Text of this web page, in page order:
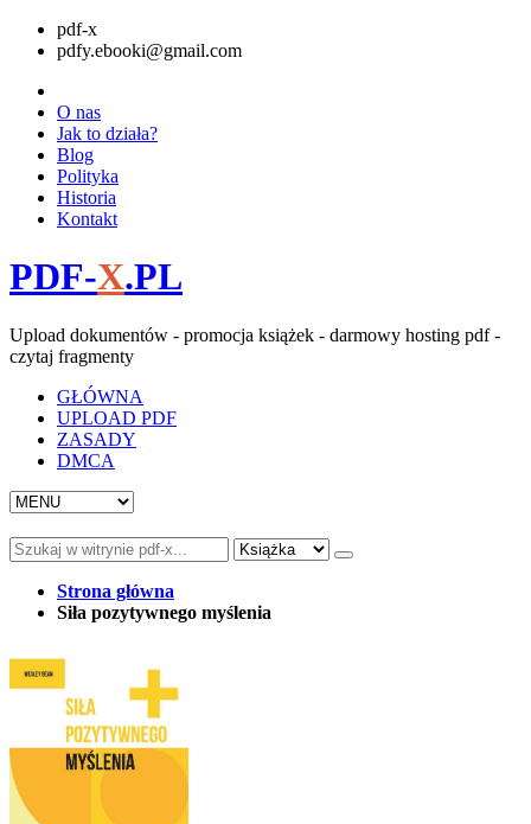
pdf-x
pdfy.ebooki@gmail.com
O nas
Jak to działa?
Blog
Polityka
Historia
Kontakt
PDF-X.PL
Upload dokumentów - promocja książek - darmowy hosting pdf -
czytaj fragmenty
GŁÓWNA
UPLOAD PDF
ZASADY
DMCA
Strona główna
Siła pozytywnego myślenia